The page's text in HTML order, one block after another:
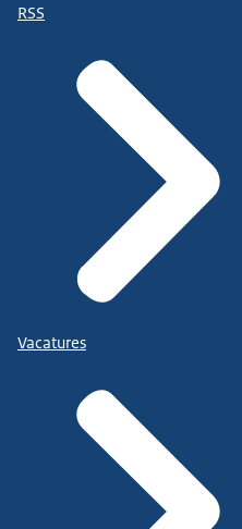
RSS
Vacatures